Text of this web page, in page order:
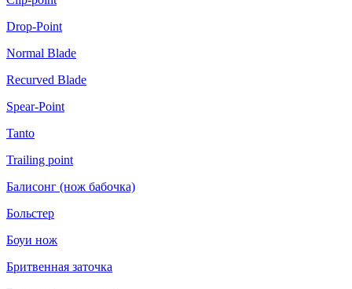
Drop-Point
Normal Blade
Recurved Blade
Spear-Point
Tanto
Trailing point
Балисонг (нож бабочка)
Больстер
Боуи нож
Бритвенная заточка